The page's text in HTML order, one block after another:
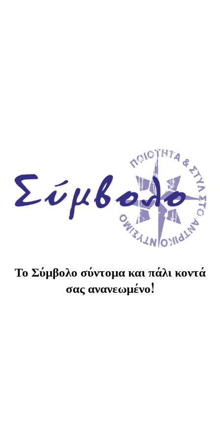
Το Σύμβολο σύντομα και πάλι κοντά
σας ανανεωμένο!